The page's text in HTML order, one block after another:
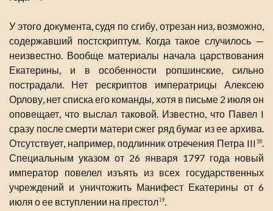
У этого документа, судя по сгибу, отрезан низ, возможно,
содержавший постскриптум. Когда такое случилось —
неизвестно. Вообще материалы начала царствования
Екатерины, и в особенности ропшинские, сильно
пострадали. Нет рескриптов императрицы Алексею
Орлову, нет списка его команды, хотя в письме 2 июля он
оповещает, что выслал таковой. Известно, что Павел I
сразу после смерти матери сжег ряд бумаг из ее архива.
Отсутствует, например, подлинник отречения Петра III18.
Специальным указом от 26 января 1797 года новый
император повелел изъять из всех государственных
учреждений и уничтожить Манифест Екатерины от 6
июля о ее вступлении на престол19.